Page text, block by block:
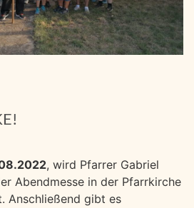
, wird Pfarrer Gabriel
Abendmesse in der Pfarrkirche
Anschließend gibt es